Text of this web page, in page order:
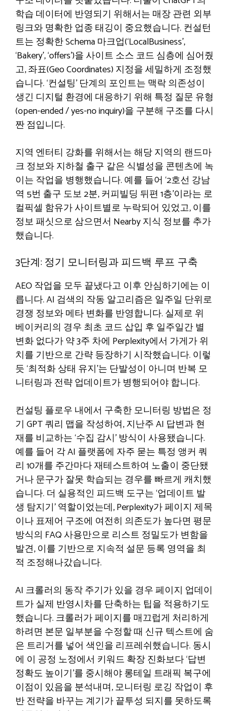
학습 데이터에 반영되기 위해서는 매장 관련 외부
링크와 명확한 업종 태깅이 중요했습니다. 컨설턴
트는 정확한 Schema 마크업(‘LocalBusiness’,
‘Bakery’, ‘offers’)을 사이트 소스 코드 심층에 심어줬
고, 좌표(Geo Coordinates) 지정을 세밀하게 조정했
습니다. ‘컨설팅’ 단계의 포인트는 맥락 의존성이
생긴 디지털 환경에 대응하기 위해 특정 질문 유형
(open-ended / yes-no inquiry)을 구분해 구조를 다시
짠 점입니다.
지역 엔터티 강화를 위해서는 해당 지역의 랜드마
크 정보와 지하철 출구 같은 식별성을 콘텐츠에 녹
이는 작업을 병행했습니다. 예를 들어 ‘2호선 강남
역 5번 출구 도보 2분, 커피빌딩 뒤편 1층’이라는 로
컬픽셀 함유가 사이트별로 누락되어 있었고, 이를
정보 패싯으로 삼으면서 Nearby 지식 정보를 추가
했습니다.
3단계: 정기 모니터링과 피드백 루프 구축
AEO 작업을 모두 끝냈다고 이후 안심하기에는 이
릅니다. AI 검색의 작동 알고리즘은 일주일 단위로
경쟁 정보와 메타 변화를 반영합니다. 실제로 위
베이커리의 경우 최초 코드 삽입 후 일주일간 별
변화 없다가 약 3주 차에 Perplexity에서 가게가 위
치를 기반으로 간략 등장하기 시작했습니다. 이렇
듯 ‘최적화 상태 유지’는 단발성이 아니며 반복 모
니터링과 전략 업데이트가 병행되어야 합니다.
컨설팅 플로우 내에서 구축한 모니터링 방법은 정
기 GPT 쿼리 맵을 작성하여, 지난주 AI 답변과 현
재를 비교하는 ‘수집 감시’ 방식이 사용됐습니다.
예를 들어 각 AI 플랫폼에 자주 묻는 특정 앵커 쿼
리 10개를 주간마다 재테스트하여 노출이 중단됐
거나 문구가 잘못 학습되는 경우를 빠르게 캐치했
습니다. 더 실용적인 피드백 도구는 ‘업데이트 발
생 탐지기’ 역할이었는데, Perplexity가 페이지 제목
이나 표제어 구조에 여전히 의존도가 높다면 평문
방식의 FAQ 사용만으로 리스트 정밀도가 변함을
발견, 이를 기반으로 지속적 설문 등록 영역을 최
적 조정해나갔습니다.
AI 크롤러의 동작 주기가 있을 경우 페이지 업데이
트가 실제 반영시차를 단축하는 팁을 적용하기도
했습니다. 크롤러가 페이지를 매끄럽게 처리하게
하려면 본문 일부분을 수정할 때 신규 텍스트에 숨
은 트리거를 넣어 색인을 리프레쉬했습니다. 동시
에 이 공정 노정에서 키워드 확장 진화보다 ‘답변
정확도 높이기’를 중시해야 롱테일 트래픽 복구에
이점이 있음을 분석내며, 모니터링 로깅 작업이 후
반 전략을 바꾸는 계기가 끝투성 되지를 못하도록